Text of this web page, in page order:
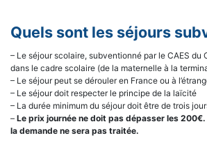
Quels sont les séjours
– Le séjour scolaire, subventionné par le CAES du
dans le cadre scolaire (de la maternelle à la
– Le séjour peut se dérouler en France ou à
– Le séjour doit respecter le principe de la laïcité
– La durée minimum du séjour doit être de trois
– Le prix journée ne doit pas dépasser les
la demande ne sera pas traitée.